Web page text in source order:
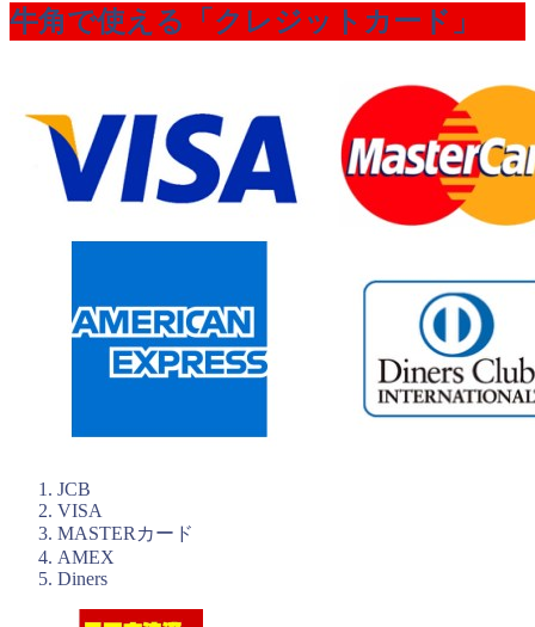
牛角で使える「クレジットカード」
JCB
VISA
MASTERカード
AMEX
Diners